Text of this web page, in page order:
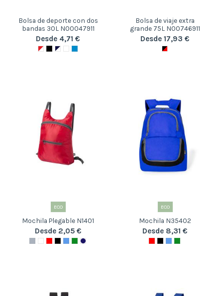
Bolsa de deporte con dos
bandas 30L N00047911
Desde 4,71 €
Bolsa de viaje extra
grande 75L N00746911
Desde 17,93 €
ECO
Mochila Plegable N1401
Desde 2,05 €
ECO
Mochila N35402
Desde 8,31 €